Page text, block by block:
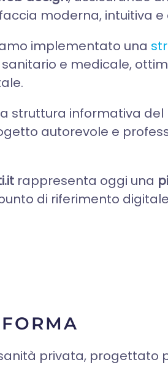
moderna, intuitiva
implementato una
e medicale,
struttura informativa del
autorevole e
rappresenta oggi una
di riferimento
privata, progettato